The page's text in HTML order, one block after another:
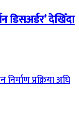
डिसअर्डर’ देखिँदा